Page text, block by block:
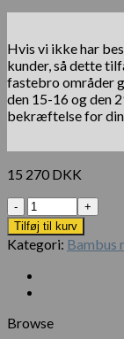
Hvis vi ikke har
kunder, så dette
fastebro områder
den 15-16 og den
bekræftelse for
15 270 DKK
Antal
Tilføj til kurv
Kategori: Bambus
Browse